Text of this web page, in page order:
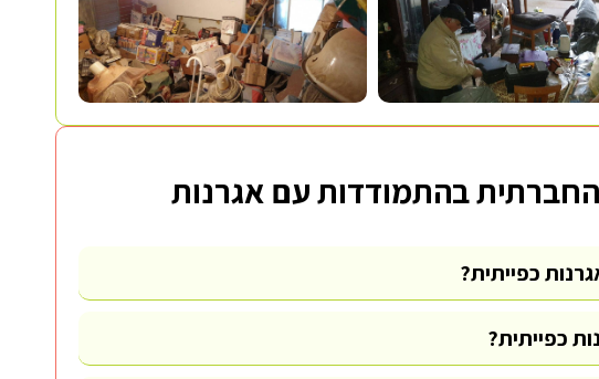
בהתמודדות עם אגרנות
כפייתית?
כפייתית?